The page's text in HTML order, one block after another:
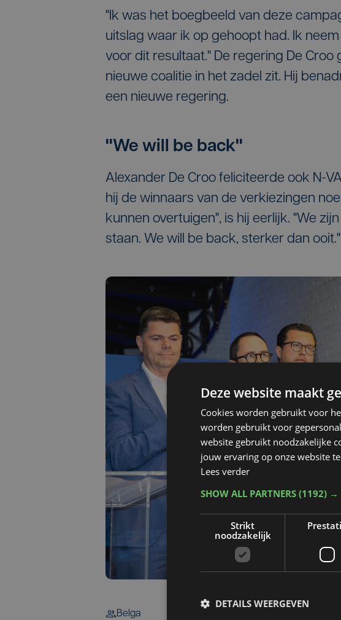
"Ik was het boegbeeld van deze
uitslag waar ik op gehoopt had. Ik
voor dit resultaat." De regering De
nieuwe coalitie in het zadel zit. Hij
een nieuwe regering.
"We will be back"
Alexander De Croo feliciteerde ook N-
hij de winnaars van de verkiezingen
kunnen overtuigen", is hij eerlijk. "We
staan. We will be back, sterker dan ooit."
Belga
Deze website maakt
Cookies worden gebruikt voor
worden gebruikt voor
website gebruikt noodzakelijke
jouw ervaring op onze website
Lees verder
SHOW ALL PARTNERS (1192) →
Strikt
noodzakelijk
DETAILS WEERGEVEN